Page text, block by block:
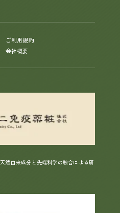
ご利用規約
会社概要
然由来成分と先端科学の融合による研